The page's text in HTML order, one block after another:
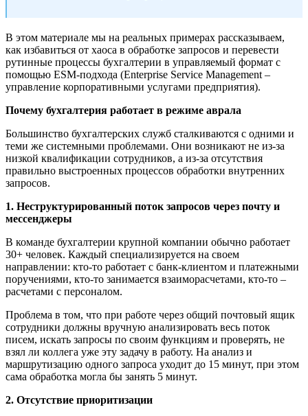
В этом материале мы на реальных примерах рассказываем,
как избавиться от хаоса в обработке запросов и перевести
рутинные процессы бухгалтерии в управляемый формат с
помощью ESM-подхода (Enterprise Service Management –
управление корпоративными услугами предприятия).
Почему бухгалтерия работает в режиме аврала
Большинство бухгалтерских служб сталкиваются с одними и
теми же системными проблемами. Они возникают не из-за
низкой квалификации сотрудников, а из-за отсутствия
правильно выстроенных процессов обработки внутренних
запросов.
1. Неструктурированный поток запросов через почту и
мессенджеры
В команде бухгалтерии крупной компании обычно работает
30+ человек. Каждый специализируется на своем
направлении: кто-то работает с банк-клиентом и платежными
поручениями, кто-то занимается взаиморасчетами, кто-то –
расчетами с персоналом.
Проблема в том, что при работе через общий почтовый ящик
сотрудники должны вручную анализировать весь поток
писем, искать запросы по своим функциям и проверять, не
взял ли коллега уже эту задачу в работу. На анализ и
маршрутизацию одного запроса уходит до 15 минут, при этом
сама обработка могла бы занять 5 минут.
2. Отсутствие приоритизации